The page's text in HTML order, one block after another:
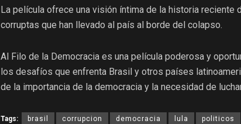
La película ofrece una visión íntima de la historia
corruptas que han llevado al país al borde del colapso.
Al Filo de la Democracia es una película poderosa y
los desafíos que enfrenta Brasil y otros países
de la importancia de la democracia y la necesidad de
Tags: brasil corrupcion democracia lula politicos